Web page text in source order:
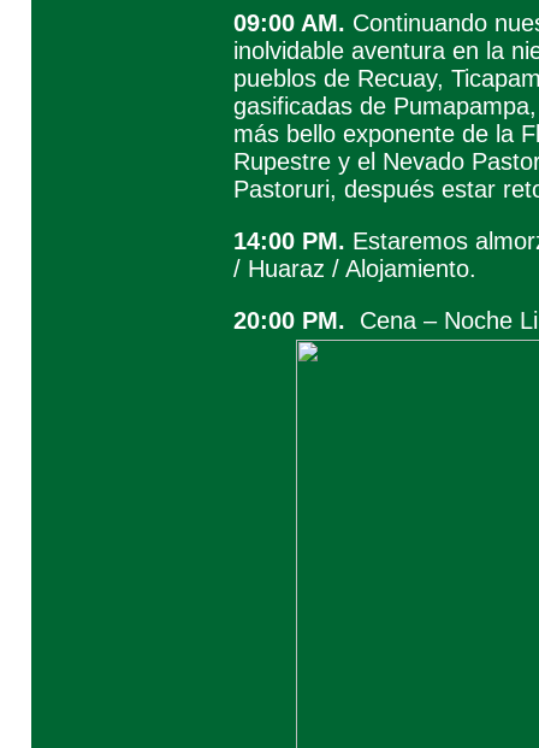
09:00 AM. Continuando
inolvidable aventura en la
pueblos de Recuay,
gasificadas de
más bello exponente de la
Rupestre y el Nevado
Pastoruri, después estar
14:00 PM. Estaremos
/ Huaraz / Alojamiento.
20:00 PM.
Cena – Noche